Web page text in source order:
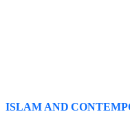
ISLAM AND